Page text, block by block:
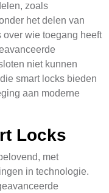
zoals
het delen van
wie toegang heeft
niet kunnen
smart locks bieden
aan moderne
Locks
met
in technologie.